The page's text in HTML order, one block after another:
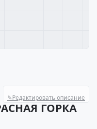
✎Редактировать описание
ГОРКА